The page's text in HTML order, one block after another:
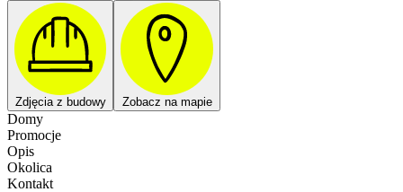
Zdjęcia z budowy Zobacz na mapie
Domy
Promocje
Opis
Okolica
Kontakt